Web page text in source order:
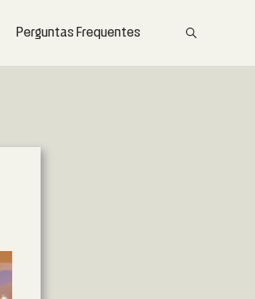
Perguntas Frequentes